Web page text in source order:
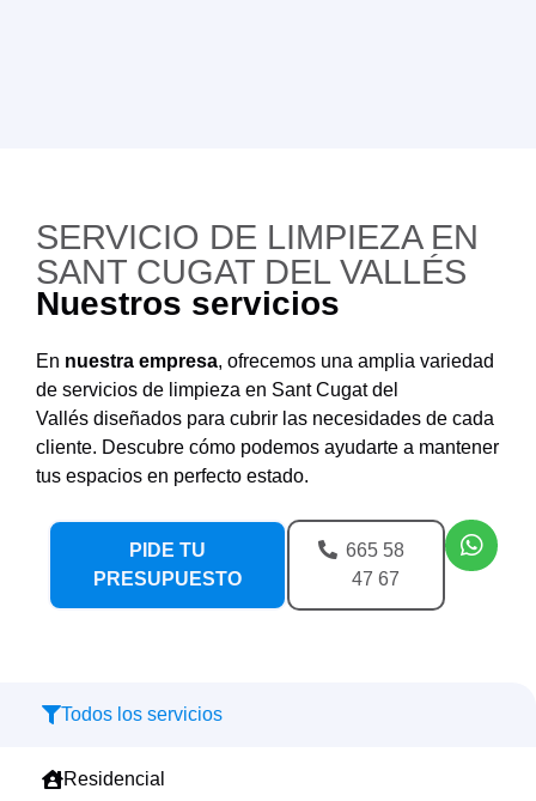
SERVICIO DE LIMPIEZA EN
SANT CUGAT DEL VALLÉS
Nuestros servicios
En nuestra empresa, ofrecemos una amplia variedad
de servicios de limpieza en Sant Cugat del
Vallés diseñados para cubrir las necesidades de cada
cliente. Descubre cómo podemos ayudarte a mantener
tus espacios en perfecto estado.
PIDE TU
PRESUPUESTO
665 58
47 67
Todos los servicios
Residencial